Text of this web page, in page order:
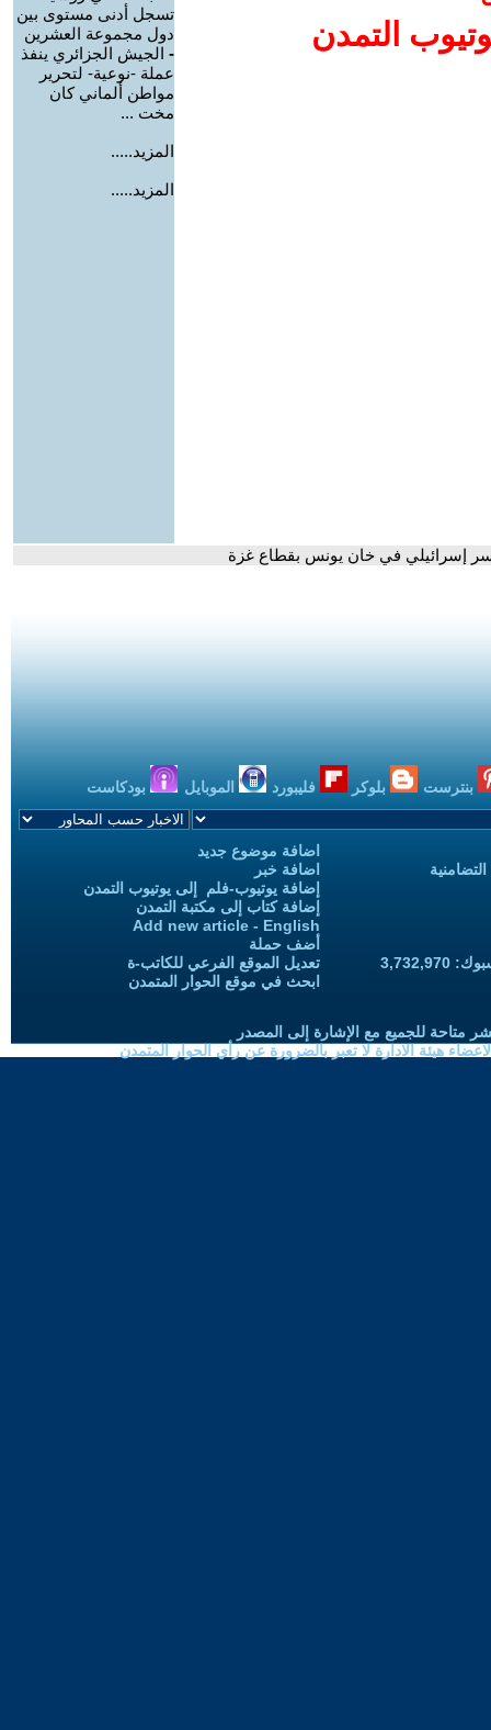
التمدن
تسجل أدنى مستوى بين
دول مجموعة العشرين
- الجيش الجزائري ينفذ
عملة -نوعية- لتحرير
مواطن ألماني كان
مخت ...
المزيد.....
المزيد.....
إسرائيلي في خان يونس بقطاع غزة
بنترست بلوكر فليبورد الموبايل بودكاست
اضافة موضوع جديد
اضافة خبر
إضافة يوتيوب-فلم إلى يوتيوب التمدن
إضافة كتاب إلى مكتبة التمدن
Add new article - English
أضف حملة
تعديل الموقع الفرعي للكاتب-ة
ابحث في موقع الحوار المتمدن
متاحة للجميع مع الإشارة إلى المصدر
هيئة الادارة لا تعبر بالضرورة عن رأي الحوار المتمدن